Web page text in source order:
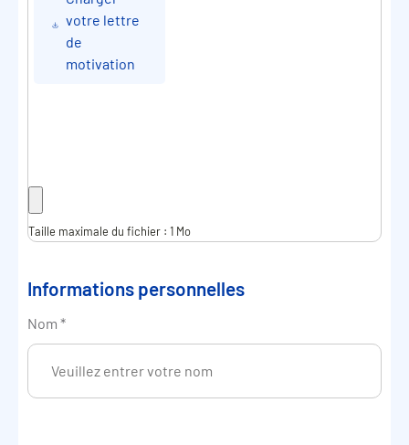
votre lettre
de
motivation
Taille maximale du fichier : 1 Mo
Informations personnelles
Nom *